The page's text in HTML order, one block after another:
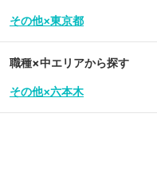
その他×東京都
職種×中エリアから探す
その他×六本木